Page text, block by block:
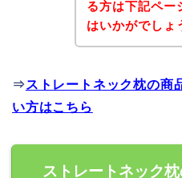
る方は下記ペー
はいかがでしょ
⇒ ストレートネック枕の商
い方はこちら
ストレートネック